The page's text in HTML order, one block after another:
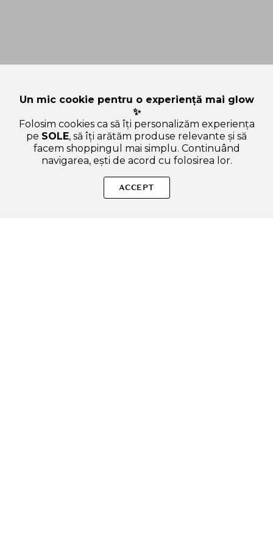
REPUBLIC Vitapair C Mask Sheet - masca de fata formulata cu
vitamina C pura si extracte naturale, care contribuie la
Un mic cookie pentru o experiență mai glow
✨
Folosim cookies ca să îți personalizăm experiența
pe SOLE, să îți arătăm produse relevante și să
facem shoppingul mai simplu. Continuând
navigarea, ești de acord cu folosirea lor.
ACCEPT